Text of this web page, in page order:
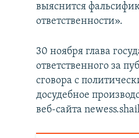
выяснится
ответственности».
30 ноября глава
ответственного за
сговора с
досудебное
веб-сайта